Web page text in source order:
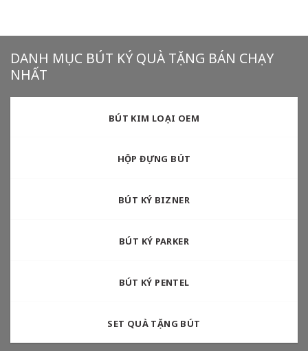
DANH MỤC BÚT KÝ QUÀ TẶNG BÁN CHẠY
NHẤT
BÚT KIM LOẠI OEM
HỘP ĐỰNG BÚT
BÚT KÝ BIZNER
BÚT KÝ PARKER
BÚT KÝ PENTEL
SET QUÀ TẶNG BÚT